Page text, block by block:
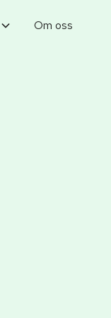
Om oss